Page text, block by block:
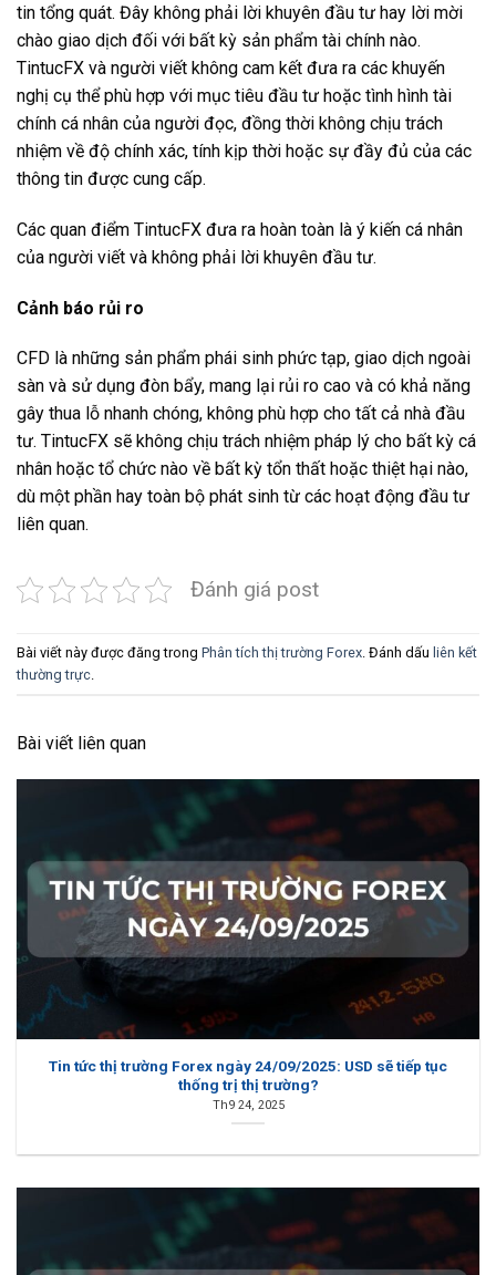
tin tổng quát. Đây không phải lời khuyên đầu tư hay lời mời
chào giao dịch đối với bất kỳ sản phẩm tài chính nào.
TintucFX và người viết không cam kết đưa ra các khuyến
nghị cụ thể phù hợp với mục tiêu đầu tư hoặc tình hình tài
chính cá nhân của người đọc, đồng thời không chịu trách
nhiệm về độ chính xác, tính kịp thời hoặc sự đầy đủ của các
thông tin được cung cấp.
Các quan điểm TintucFX đưa ra hoàn toàn là ý kiến cá nhân
của người viết và không phải lời khuyên đầu tư.
Cảnh báo rủi ro
CFD là những sản phẩm phái sinh phức tạp, giao dịch ngoài
sàn và sử dụng đòn bẩy, mang lại rủi ro cao và có khả năng
gây thua lỗ nhanh chóng, không phù hợp cho tất cả nhà đầu
tư. TintucFX sẽ không chịu trách nhiệm pháp lý cho bất kỳ cá
nhân hoặc tổ chức nào về bất kỳ tổn thất hoặc thiệt hại nào,
dù một phần hay toàn bộ phát sinh từ các hoạt động đầu tư
liên quan.
Đánh giá post
Bài viết này được đăng trong Phân tích thị trường Forex . Đánh dấu liên kết
thường trực
Bài viết liên quan
Tin tức thị trường Forex ngày 24/09/2025: USD sẽ tiếp tục
thống trị thị trường?
Th9 24, 2025